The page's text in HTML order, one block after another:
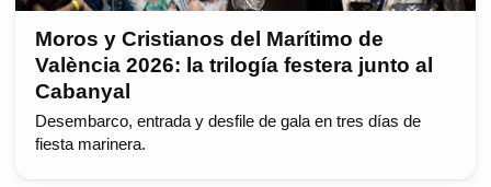
Moros y Cristianos del Marítimo de
València 2026: la trilogía festera junto al
Cabanyal
Desembarco, entrada y desfile de gala en tres días de
fiesta marinera.